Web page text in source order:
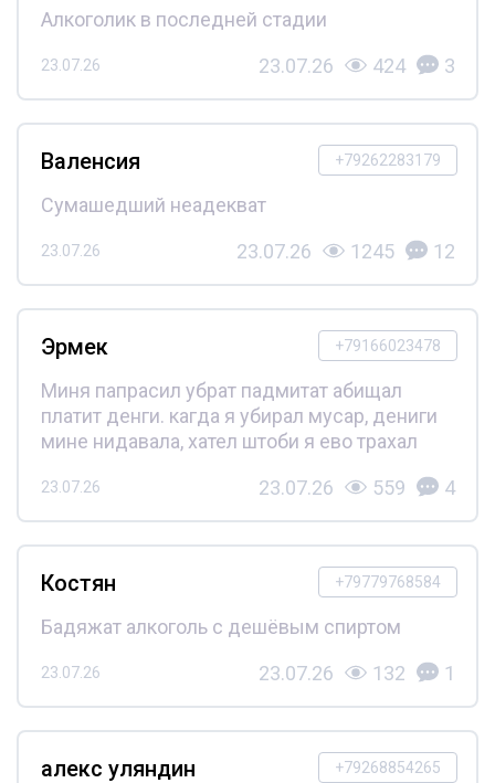
Алкоголик в последней стадии
23.07.26 23.07.26 424 3
+79262283179
Валенсия
Сумашедший неадекват
23.07.26 23.07.26 1245 12
+79166023478
Эрмек
Миня папрасил убрат падмитат абищал
платит денги. кагда я убирал мусар, дениги
мине нидавала, хател штоби я ево трахал
23.07.26 23.07.26 559 4
+79779768584
Костян
Бадяжат алкоголь с дешёвым спиртом
23.07.26 23.07.26 132 1
+79268854265
алекс уляндин